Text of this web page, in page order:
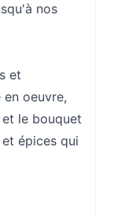
nos
et
oeuvre,
le bouquet
épices qui